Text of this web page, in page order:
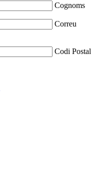
Cognoms
Correu
Codi Postal